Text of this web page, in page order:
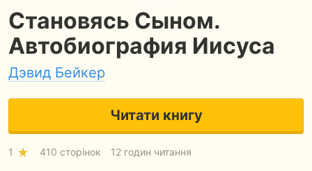
Становясь Сыном.
Автобиография Иисуса
Дэвид Бейкер
Читати книгу
1 410 сторінок 12 годин читання